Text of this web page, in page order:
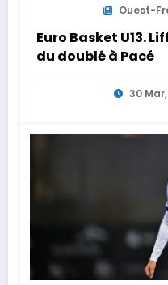
Ouest-
Euro Basket U13.
du doublé à Pacé
30